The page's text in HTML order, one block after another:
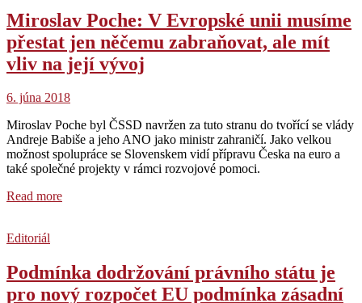
Miroslav Poche: V Evropské unii musíme
přestat jen něčemu zabraňovat, ale mít
vliv na její vývoj
6. júna 2018
Miroslav Poche byl ČSSD navržen za tuto stranu do tvořící se vlády
Andreje Babiše a jeho ANO jako ministr zahraničí. Jako velkou
možnost spolupráce se Slovenskem vidí přípravu Česka na euro a
také společné projekty v rámci rozvojové pomoci.
Read more
Editoriál
Podmínka dodržování právního státu je
pro nový rozpočet EU podmínka zásadní